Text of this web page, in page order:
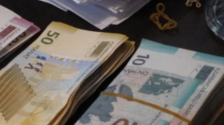
yaradılıb
çağırılıb, yenisi təyin olunub